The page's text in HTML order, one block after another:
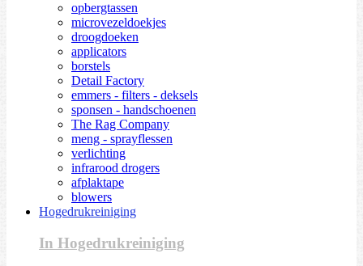
opbergtassen
microvezeldoekjes
droogdoeken
applicators
borstels
Detail Factory
emmers - filters - deksels
sponsen - handschoenen
The Rag Company
meng - sprayflessen
verlichting
infrarood drogers
afplaktape
blowers
Hogedrukreiniging
In Hogedrukreiniging